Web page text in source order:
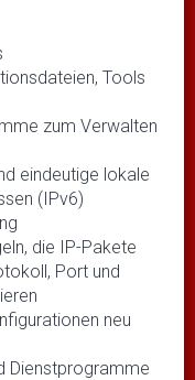
Tools
zum Verwalten
eindeutige lokale
(IPv6)
die IP-Pakete
Port und
neu
Dienstprogramme